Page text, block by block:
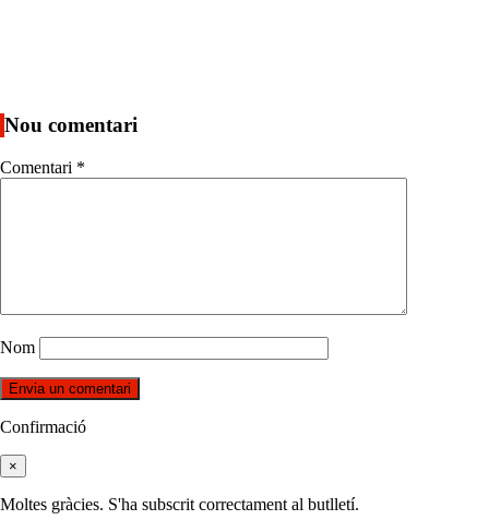
Nou comentari
Comentari *
Nom
Confirmació
×
Moltes gràcies. S'ha subscrit correctament al butlletí.